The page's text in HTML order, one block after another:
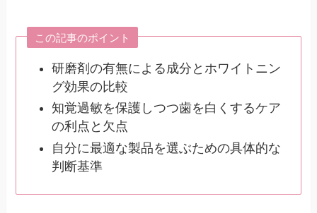
この記事のポイント
研磨剤の有無による成分とホワイトニン
グ効果の比較
知覚過敏を保護しつつ歯を白くするケア
の利点と欠点
自分に最適な製品を選ぶための具体的な
判断基準